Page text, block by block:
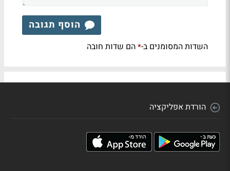
הוסף תגובה
השדות המסומנים ב-*הם שדות חובה
הורדת אפליקציה